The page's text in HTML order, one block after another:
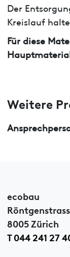
Der
Kreislauf
Für diese
Weitere
ecobau
8005 Zürich
T 044 241 27